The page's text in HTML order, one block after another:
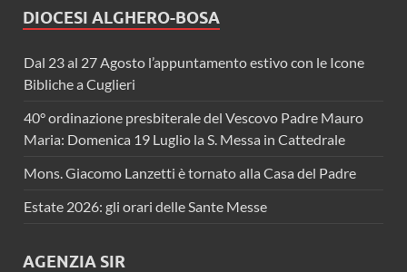
DIOCESI ALGHERO-BOSA
Dal 23 al 27 Agosto l’appuntamento estivo con le Icone
Bibliche a Cuglieri
40° ordinazione presbiterale del Vescovo Padre Mauro
Maria: Domenica 19 Luglio la S. Messa in Cattedrale
Mons. Giacomo Lanzetti è tornato alla Casa del Padre
Estate 2026: gli orari delle Sante Messe
AGENZIA SIR